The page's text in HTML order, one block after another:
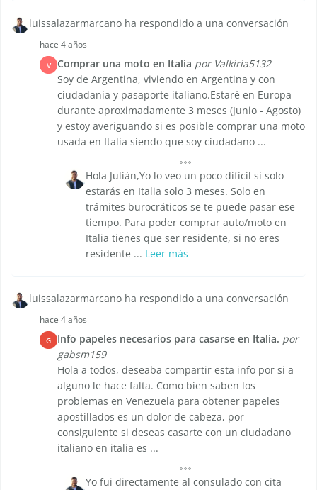
luissalazarmarcano ha respondido a una conversación
hace 4 años
V Comprar una moto en Italia por Valkiria5132
Soy de Argentina, viviendo en Argentina y con
ciudadanía y pasaporte italiano.Estaré en Europa
durante aproximadamente 3 meses (Junio - Agosto)
y estoy averiguando si es posible comprar una moto
usada en Italia siendo que soy ciudadano ...
Hola Julián,Yo lo veo un poco difícil si solo
estarás en Italia solo 3 meses. Solo en
trámites burocráticos se te puede pasar ese
tiempo. Para poder comprar auto/moto en
Italia tienes que ser residente, si no eres
residente ... Leer más
luissalazarmarcano ha respondido a una conversación
hace 4 años
G Info papeles necesarios para casarse en Italia. por
gabsm159
Hola a todos, deseaba compartir esta info por si a
alguno le hace falta. Como bien saben los
problemas en Venezuela para obtener papeles
apostillados es un dolor de cabeza, por
consiguiente si deseas casarte con un ciudadano
italiano en italia es ...
Yo fui directamente al consulado con cita